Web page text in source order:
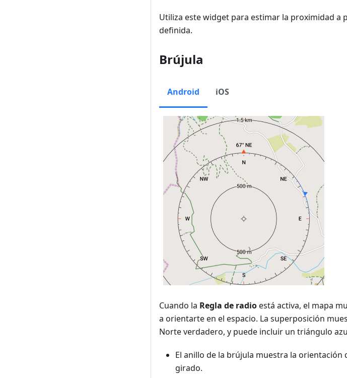
Utiliza este widget para estimar la proximidad
definida.
Brújula
Android iOS
Cuando la Regla de radioestá activa, el mapa
a orientarte en el espacio. La superposición
Norte verdadero, y puede incluir un triángulo
El anillo de la brújula muestra la orientación
girado.